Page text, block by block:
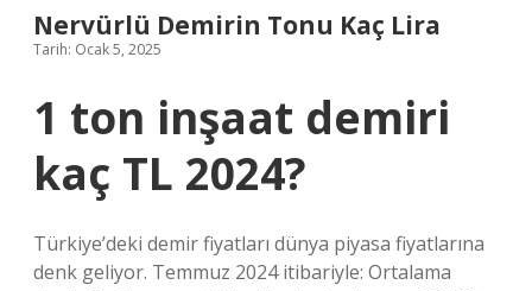
Nervürlü Demirin Tonu Kaç Lira
Tarih: Ocak 5, 2025
1 ton inşaat demiri
kaç TL 2024?
Türkiye’deki demir fiyatları dünya piyasa fiyatlarına
denk geliyor. Temmuz 2024 itibariyle: Ortalama